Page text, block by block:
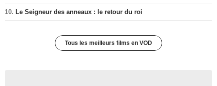
10. Le Seigneur des anneaux : le retour du roi
Tous les meilleurs films en VOD